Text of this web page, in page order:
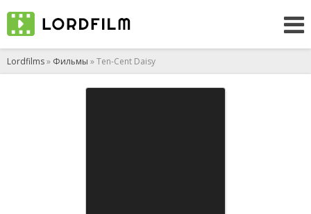
Lordfilms» Фильмы » Ten-Cent Daisy